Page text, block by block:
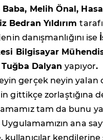
Melih Önal,
Bedran Yıldırım
danışmanlığını ise
Bilgisayar
Tuğba Dalyanyapıyor.
gerçek neyin yalan
gittikçe zorlaştığına
tam da bunu
ana
kendilerine